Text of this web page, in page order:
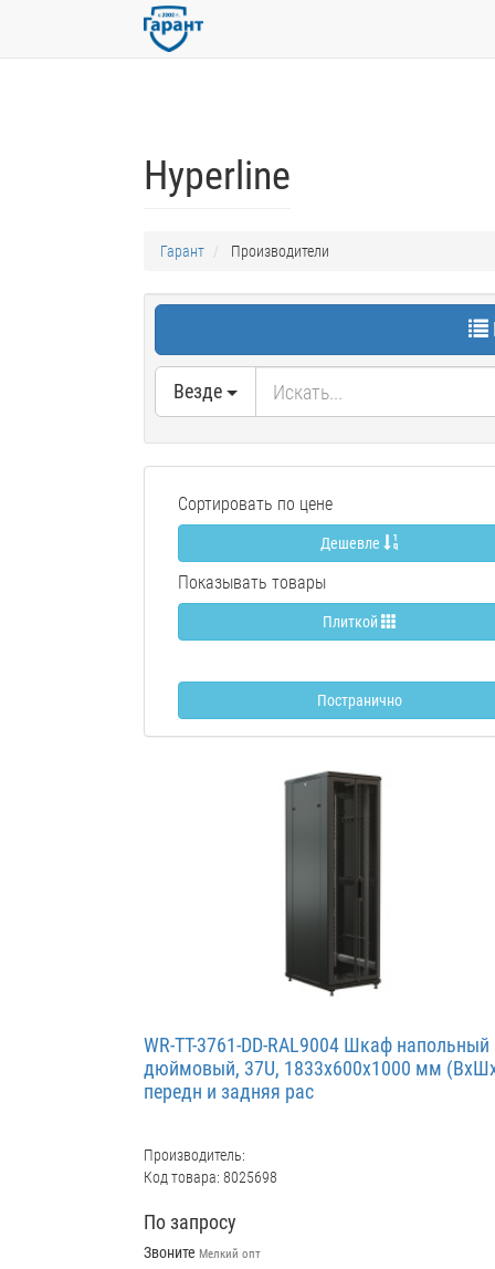
Hyperline
Гарант Производители
Везде
Сортировать по цене
Дешевле
Показывать товары
Плиткой
Постранично
WR-TT-3761-DD-RAL9004 Шкаф напольный
дюймовый, 37U, 1833x600х1000 мм
передн и задняя рас
Производитель:
Код товара: 8025698
По запросу
Звоните Мелкий опт